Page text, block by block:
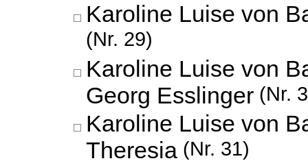
Karoline Luise von
(Nr. 29)
Karoline Luise von
Georg Esslinger (Nr.
Karoline Luise von
Theresia (Nr. 31)